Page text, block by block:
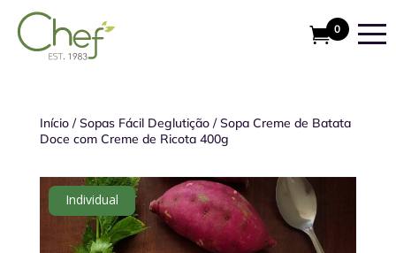
0
Início/Sopas Fácil Deglutição/Sopa Creme de Batata
Doce com Creme de Ricota 400g
Individual